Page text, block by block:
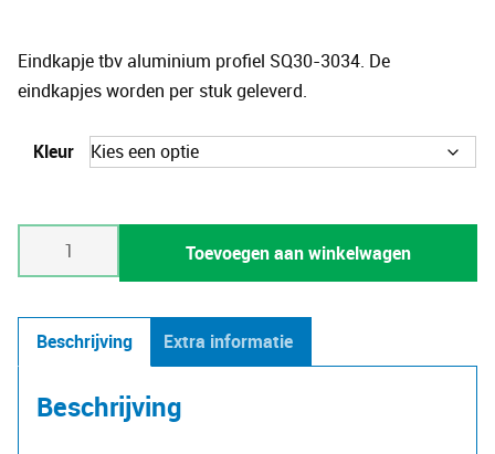
Eindkapje tbv aluminium profiel SQ30-3034. De
eindkapjes worden per stuk geleverd.
Kleur
Toevoegen aan winkelwagen
Beschrijving Extra informatie
Beschrijving